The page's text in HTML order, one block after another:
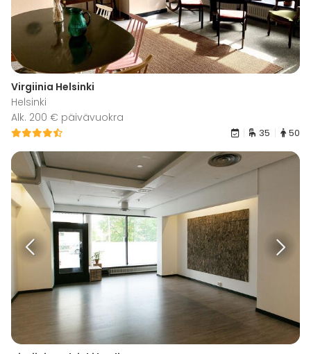
Virgiinia Helsinki
Helsinki
Alk. 200 € päivävuokra
35 50